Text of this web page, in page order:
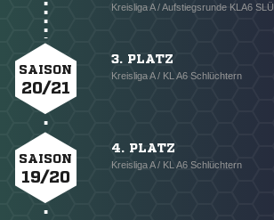
Kreisliga A / Aufstiegsrunde KLA6 SLÜ
SAISON
20/21
3. PLATZ
Kreisliga A / KL A6 Schlüchtern
SAISON
19/20
4. PLATZ
Kreisliga A / KL A6 Schlüchtern